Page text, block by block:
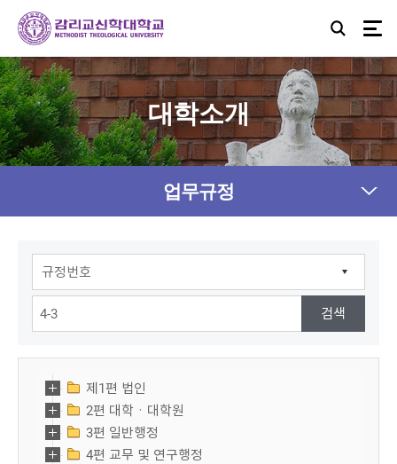
대학소개
업무규정
제1편 법인
2편 대학ㆍ대학원
3편 일반행정
4편 교무 및 연구행정